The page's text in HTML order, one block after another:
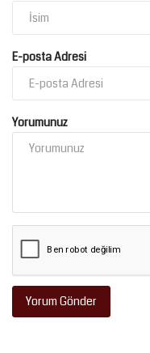
E-posta Adresi
Yorumunuz
Yorum Gönder